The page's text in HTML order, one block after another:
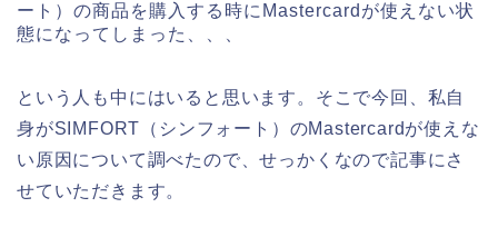
ート）の商品を購入する時にMastercardが使えない状
態になってしまった、、、
という人も中にはいると思います。そこで今回、私自
身がSIMFORT（シンフォート）のMastercardが使えな
い原因について調べたので、せっかくなので記事にさ
せていただきます。